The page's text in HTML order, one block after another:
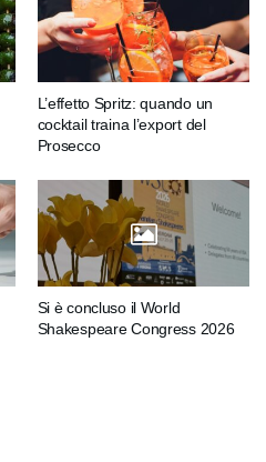
L’effetto Spritz: quando un
cocktail traina l’export del
Prosecco
Si è concluso il World
Shakespeare Congress 2026